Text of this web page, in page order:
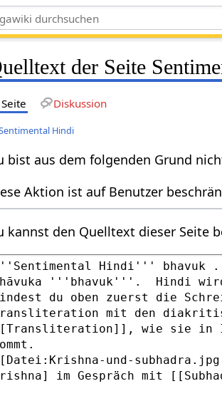
der Seite
Seite Diskussion
Hindi
bist aus dem folgenden Grund
Aktion ist auf Benutzer
kannst den Quelltext dieser Seite